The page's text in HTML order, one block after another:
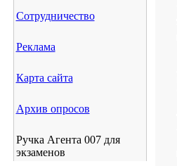
Сотрудничество
Реклама
Карта сайта
Архив опросов
Ручка Агента 007 для
экзаменов